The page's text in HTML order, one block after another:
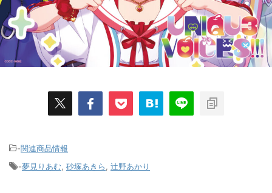
-関連商品情報
-夢見りあむ 砂塚あきら 辻野あかり